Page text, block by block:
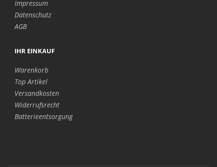
Impressum
Datenschutz
AGB
IHR EINKAUF
Warenkorb
Top Artikel
Versandkosten
Widerrufsrecht
Batterieentsorgung